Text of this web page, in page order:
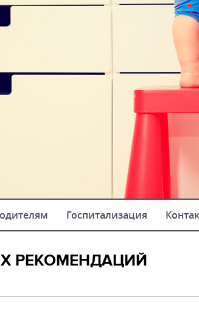
Госпитализация
РЕКОМЕНДАЦИЙ